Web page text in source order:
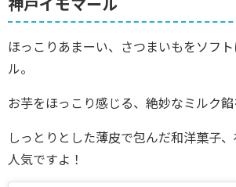
ほっこりあまーい、さつまいもをソフ
ル。
お芋をほっこり感じる、絶妙なミルク餡
しっとりとした薄皮で包んだ和洋菓子
人気ですよ！